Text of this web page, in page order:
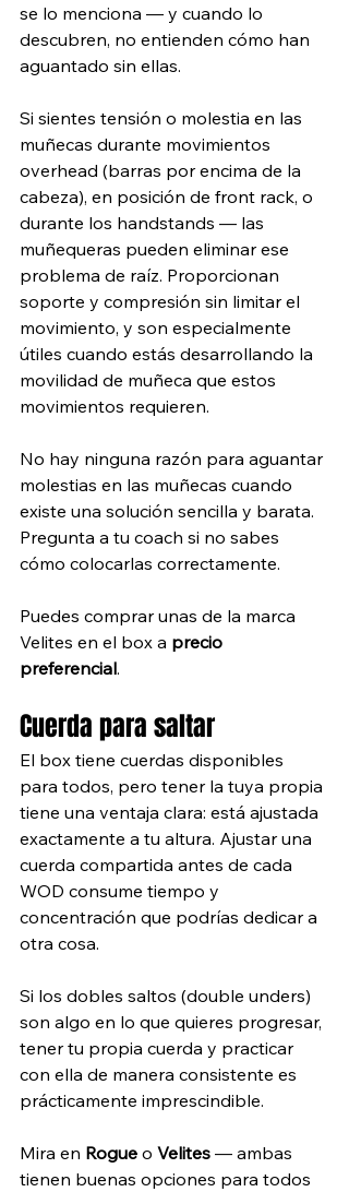
se lo menciona — y cuando lo
descubren, no entienden cómo han
aguantado sin ellas.
Si sientes tensión o molestia en las
muñecas durante movimientos
overhead (barras por encima de la
cabeza), en posición de front rack, o
durante los handstands — las
muñequeras pueden eliminar ese
problema de raíz. Proporcionan
soporte y compresión sin limitar el
movimiento, y son especialmente
útiles cuando estás desarrollando la
movilidad de muñeca que estos
movimientos requieren.
No hay ninguna razón para aguantar
molestias en las muñecas cuando
existe una solución sencilla y barata.
Pregunta a tu coach si no sabes
cómo colocarlas correctamente.
Puedes comprar unas de la marca
Velites en el box a precio
preferencial.
Cuerda para saltar
El box tiene cuerdas disponibles
para todos, pero tener la tuya propia
tiene una ventaja clara: está ajustada
exactamente a tu altura. Ajustar una
cuerda compartida antes de cada
WOD consume tiempo y
concentración que podrías dedicar a
otra cosa.
Si los dobles saltos (double unders)
son algo en lo que quieres progresar,
tener tu propia cuerda y practicar
con ella de manera consistente es
prácticamente imprescindible.
Mira en Rogue o Velites — ambas
tienen buenas opciones para todos